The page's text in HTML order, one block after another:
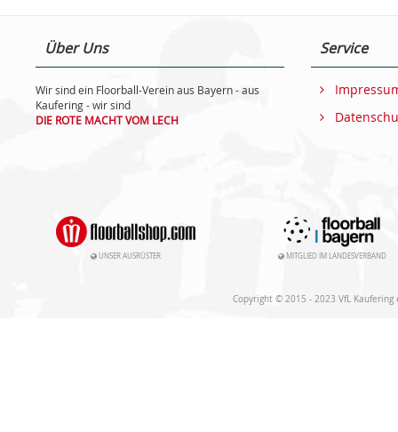
Über Uns
Wir sind ein Floorball-Verein aus Bayern - aus
Kaufering - wir sind
DIE ROTE MACHT VOM LECH
Service
UNSER AUSRÜSTER MITGLIED IM LANDESVERBAND
Copyright © 2015 - 2023 VfL